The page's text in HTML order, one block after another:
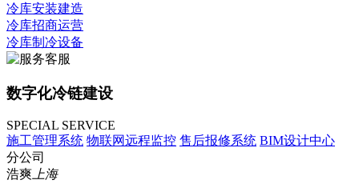
冷库安装建造
冷库招商运营
冷库制冷设备
数字化冷链建设
SPECIAL SERVICE
施工管理系统 物联网远程监控 售后报修系统 BIM设计中心
分公司
浩爽上海